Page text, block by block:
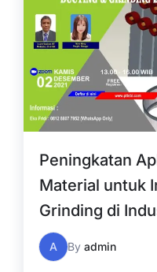
Peningkatan
Material untuk
Grinding di
Lainnya
A By admin